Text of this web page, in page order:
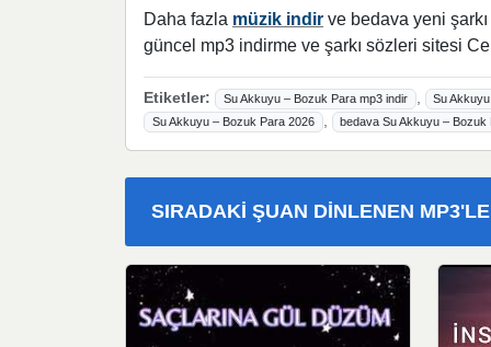
Daha fazla müzik indir ve bedava yeni
güncel mp3 indirme ve şarkı sözleri sitesi
Etiketler: Su Akkuyu – Bozuk Para mp3 indir ,
Su
Su Akkuyu – Bozuk Para 2026
, bedava Su Akkuyu – Bozuk
SIRADAKI ŞUAN DINLENEN